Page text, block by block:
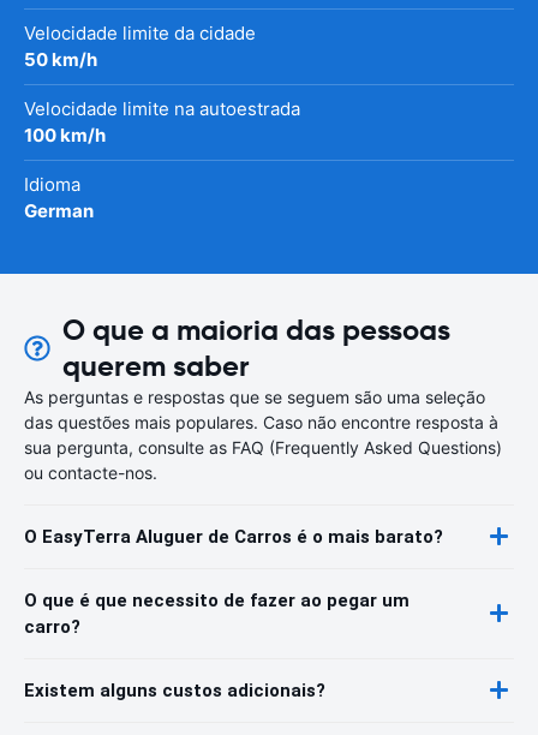
Velocidade limite da cidade
50 km/h
Velocidade limite na autoestrada
100 km/h
Idioma
German
O que a maioria das pessoas
querem saber
As perguntas e respostas que se seguem são uma seleção
das questões mais populares. Caso não encontre resposta à
sua pergunta, consulte as FAQ (Frequently Asked Questions)
ou contacte-nos.
O EasyTerra Aluguer de Carros é o mais barato?
O que é que necessito de fazer ao pegar um
carro?
Existem alguns custos adicionais?